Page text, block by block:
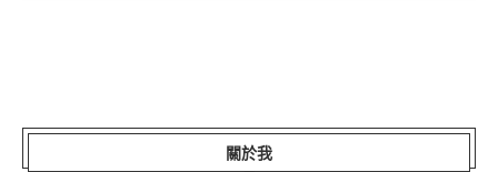
關於我